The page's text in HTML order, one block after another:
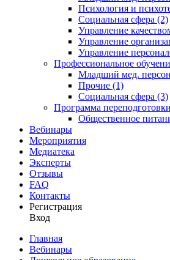
Психология и
Социальная сфера (2)
Управление
Управление
Управление
Профессиональное
Младший мед.
Прочие (1)
Социальная сфера (3)
Программа
Общественное
Вебинары
Мероприятия
Медиатека
Эксперты
Отзывы
FAQ
Контакты
Регистрация
Вход
Главная
Вебинары